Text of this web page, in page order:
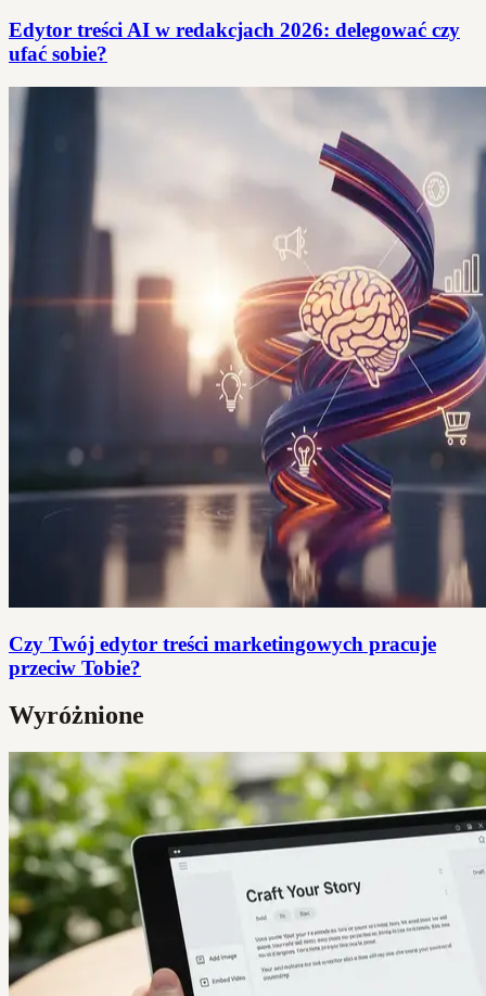
Edytor treści AI w redakcjach 2026: delegować czy
ufać sobie?
Czy Twój edytor treści marketingowych pracuje
przeciw Tobie?
Wyróżnione